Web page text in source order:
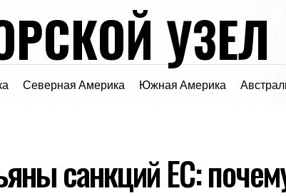
УЗЕЛ
Северная Америка Южная Америка
санкций ЕС: